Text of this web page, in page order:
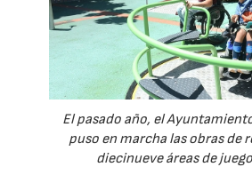
El pasado año, el
puso en marcha las obras de
diecinueve áreas de